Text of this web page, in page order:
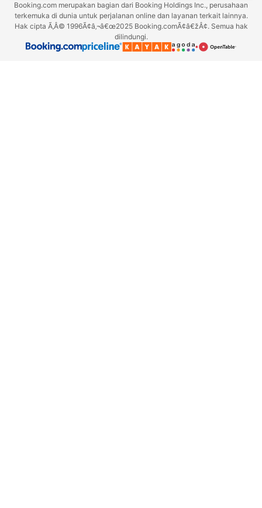
Booking.com merupakan bagian dari Booking Holdings Inc., perusahaan
terkemuka di dunia untuk perjalanan online dan layanan terkait lainnya.
Hak cipta Ã‚Â© 1996Ã¢â‚¬â€œ2025 Booking.comÃ¢â€žÂ¢. Semua hak
dilindungi.